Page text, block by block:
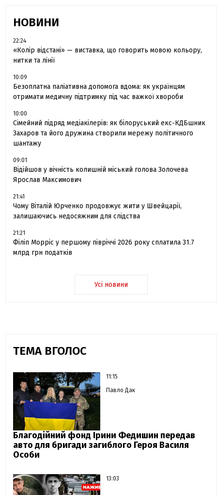
НОВИНИ
22:24
«Колір відстані» — виставка, що говорить мовою кольору,
нитки та лінії
10:09
Безоплатна паліативна допомога вдома: як українцям
отримати медичну підтримку під час важкої хвороби
10:00
Сімейний підряд медіакілерів: як білоруський екс-КДБшник
Захаров та його дружина створили мережу політичного
шантажу
09:01
Відійшов у вічність колишній міський голова Золочева
Ярослав Максимович
21:41
Чому Віталій Юрченко продовжує жити у Швейцарії,
залишаючись недосяжним для слідства
21:21
Філіп Морріс у першому півріччі 2026 року сплатила 31.7
млрд грн податків
Усі новини
ТЕМА ВГОЛОС
11:15
Павло Дак
Благодійний фонд Ірини Федишин передав
авто для бригади загиблого Героя Василя
Особи
13:03